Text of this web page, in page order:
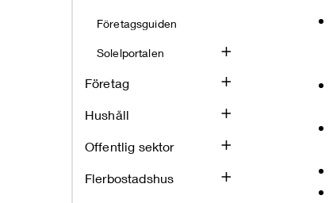
Företagsguiden
Solelportalen
Företag
Hushåll
Offentlig sektor
Flerbostadshus